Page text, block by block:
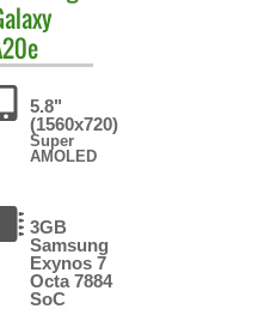
5.8"
(1560x720)
Super
AMOLED
3GB
Samsung
Exynos 7
Octa 7884
SoC